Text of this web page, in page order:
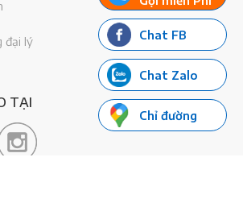
Chat FB
Chat Zalo
Chỉ đường
đại lý
TẠI